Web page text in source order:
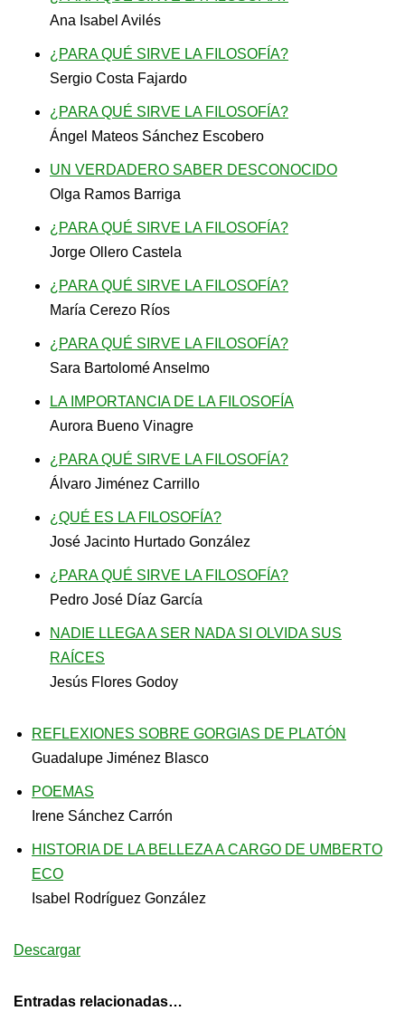
Ana Isabel Avilés
¿PARA QUÉ SIRVE LA FILOSOFÍA?
Sergio Costa Fajardo
¿PARA QUÉ SIRVE LA FILOSOFÍA?
Ángel Mateos Sánchez Escobero
UN VERDADERO SABER DESCONOCIDO
Olga Ramos Barriga
¿PARA QUÉ SIRVE LA FILOSOFÍA?
Jorge Ollero Castela
¿PARA QUÉ SIRVE LA FILOSOFÍA?
María Cerezo Ríos
¿PARA QUÉ SIRVE LA FILOSOFÍA?
Sara Bartolomé Anselmo
LA IMPORTANCIA DE LA FILOSOFÍA
Aurora Bueno Vinagre
¿PARA QUÉ SIRVE LA FILOSOFÍA?
Álvaro Jiménez Carrillo
¿QUÉ ES LA FILOSOFÍA?
José Jacinto Hurtado González
¿PARA QUÉ SIRVE LA FILOSOFÍA?
Pedro José Díaz García
NADIE LLEGA A SER NADA SI OLVIDA SUS
RAÍCES
Jesús Flores Godoy
REFLEXIONES SOBRE GORGIAS DE PLATÓN
Guadalupe Jiménez Blasco
POEMAS
Irene Sánchez Carrón
HISTORIA DE LA BELLEZA A CARGO DE UMBERTO
ECO
Isabel Rodríguez González
Descargar
Entradas relacionadas…